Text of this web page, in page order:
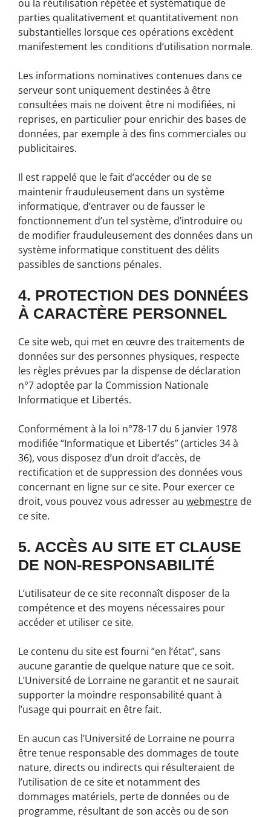
ou la réutilisation répétée et systématique de
parties qualitativement et quantitativement non
substantielles lorsque ces opérations excèdent
manifestement les conditions d’utilisation normale.
Les informations nominatives contenues dans ce
serveur sont uniquement destinées à être
consultées mais ne doivent être ni modifiées, ni
reprises, en particulier pour enrichir des bases de
données, par exemple à des fins commerciales ou
publicitaires.
Il est rappelé que le fait d’accéder ou de se
maintenir frauduleusement dans un système
informatique, d’entraver ou de fausser le
fonctionnement d’un tel système, d’introduire ou
de modifier frauduleusement des données dans un
système informatique constituent des délits
passibles de sanctions pénales.
4. PROTECTION DES DONNÉES
À CARACTÈRE PERSONNEL
Ce site web, qui met en œuvre des traitements de
données sur des personnes physiques, respecte
les règles prévues par la dispense de déclaration
n°7 adoptée par la Commission Nationale
Informatique et Libertés.
Conformément à la loi n°78-17 du 6 janvier 1978
modifiée “Informatique et Libertés” (articles 34 à
36), vous disposez d’un droit d’accès, de
rectification et de suppression des données vous
concernant en ligne sur ce site. Pour exercer ce
droit, vous pouvez vous adresser au webmestre de
ce site.
5. ACCÈS AU SITE ET CLAUSE
DE NON-RESPONSABILITÉ
L’utilisateur de ce site reconnaît disposer de la
compétence et des moyens nécessaires pour
accéder et utiliser ce site.
Le contenu du site est fourni “en l’état”, sans
aucune garantie de quelque nature que ce soit.
L’Université de Lorraine ne garantit et ne saurait
supporter la moindre responsabilité quant à
l’usage qui pourrait en être fait.
En aucun cas l’Université de Lorraine ne pourra
être tenue responsable des dommages de toute
nature, directs ou indirects qui résulteraient de
l’utilisation de ce site et notamment des
dommages matériels, perte de données ou de
programme, résultant de son accès ou de son